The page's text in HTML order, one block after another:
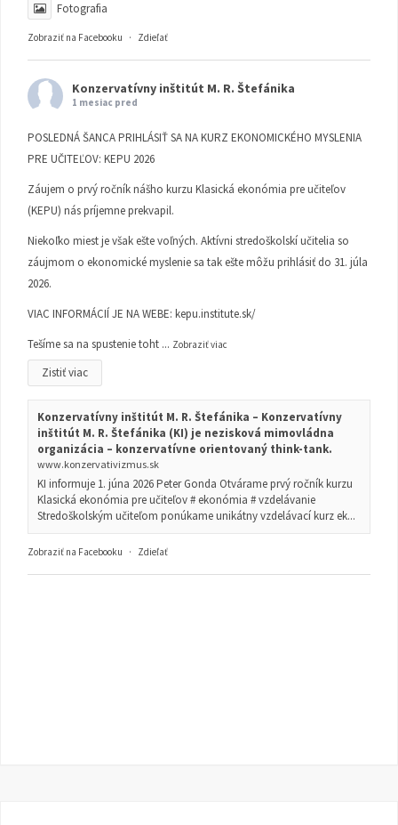
Fotografia
Zobraziť na Facebooku · Zdieľať
Konzervatívny inštitút M. R. Štefánika
1 mesiac pred
POSLEDNÁ ŠANCA PRIHLÁSIŤ SA NA KURZ EKONOMICKÉHO MYSLENIA
PRE UČITEĽOV: KEPU 2026
Záujem o prvý ročník nášho kurzu Klasická ekonómia pre učiteľov
(KEPU) nás príjemne prekvapil.
Niekoľko miest je však ešte voľných. Aktívni stredoškolskí učitelia so
záujmom o ekonomické myslenie sa tak ešte môžu prihlásiť do 31. júla
2026.
VIAC INFORMÁCIÍ JE NA WEBE: kepu.institute.sk/
Tešíme sa na spustenie toht ... Zobraziť viac
Zistiť viac
Konzervatívny inštitút M. R. Štefánika – Konzervatívny
inštitút M. R. Štefánika (KI) je nezisková mimovládna
organizácia – konzervatívne orientovaný think-tank.
www.konzervativizmus.sk
KI informuje 1. júna 2026 Peter Gonda Otvárame prvý ročník kurzu
Klasická ekonómia pre učiteľov # ekonómia # vzdelávanie
Stredoškolským učiteľom ponúkame unikátny vzdelávací kurz ek...
Zobraziť na Facebooku · Zdieľať